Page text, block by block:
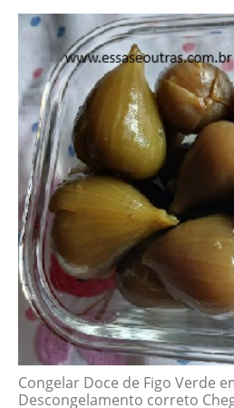
Congelar Doce de Figo Verde
Descongelamento correto